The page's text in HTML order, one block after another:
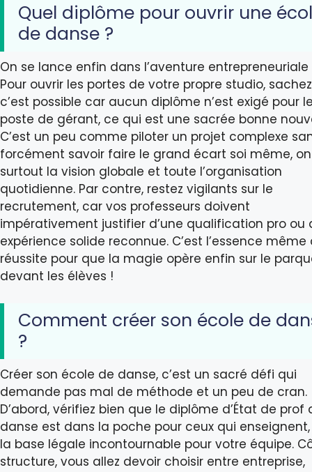
Quel diplôme pour ouvrir une
de danse ?
On se lance enfin dans l’aventure entrepreneuriale
Pour ouvrir les portes de votre propre studio,
c’est possible car aucun diplôme n’est exigé pour
poste de gérant, ce qui est une sacrée bonne
C’est un peu comme piloter un projet complexe
forcément savoir faire le grand écart soi même,
surtout la vision globale et toute l’organisation
quotidienne. Par contre, restez vigilants sur le
recrutement, car vos professeurs doivent
impérativement justifier d’une qualification pro ou
expérience solide reconnue. C’est l’essence même
réussite pour que la magie opère enfin sur le
devant les élèves !
Comment créer son école de
?
Créer son école de danse, c’est un sacré défi qui
demande pas mal de méthode et un peu de cran.
D’abord, vérifiez bien que le diplôme d’État de prof
danse est dans la poche pour ceux qui enseignent,
la base légale incontournable pour votre équipe.
structure, vous allez devoir choisir entre entreprise,